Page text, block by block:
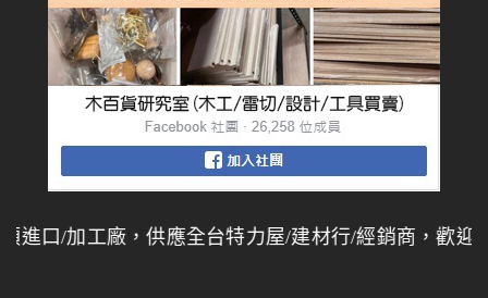
口/加工廠，供應全台特力屋/建材行/經銷商，歡迎同